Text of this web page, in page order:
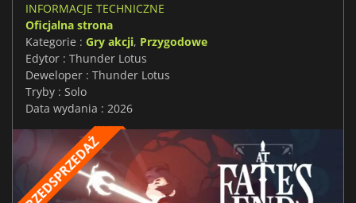
INFORMACJE TECHNICZNE
Oficjalna strona
Kategorie : Gry akcji, Przygodowe
Edytor : Thunder Lotus
Deweloper : Thunder Lotus
Tryby : Solo
Data wydania : 2026